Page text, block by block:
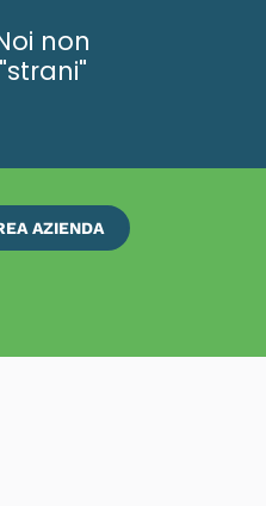
non
AZIENDA
ISCRIVITI